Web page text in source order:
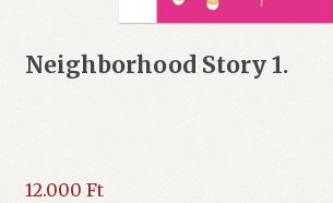
Neighborhood Story 1.
12.000 Ft